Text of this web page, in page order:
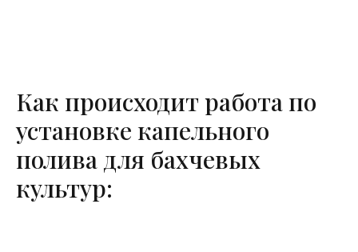
Как происходит работа по
установке капельного
полива для бахчевых
культур: